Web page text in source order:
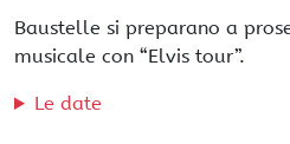
Baustelle si preparano a
musicale con “Elvis tour”.
Le date